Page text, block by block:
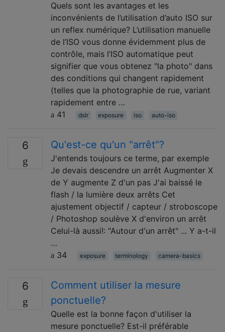
Quels sont les avantages et les
inconvénients de l’utilisation d’auto ISO sur
un reflex numérique? L’utilisation manuelle
de l’ISO vous donne évidemment plus de
contrôle, mais l’ISO automatique peut
signifier que vous obtenez "la photo" dans
des conditions qui changent rapidement
(telles que la photographie de rue, variant
rapidement entre …
41
dslr exposure iso auto-iso
6 Qu'est-ce qu'un "arrêt"?
J'entends toujours ce terme, par exemple
Je devais descendre un arrêt Augmenter X
de Y augmente Z d'un pas J'ai baissé le
flash / la lumière deux arrêts Cet
ajustement objectif / capteur / stroboscope
/ Photoshop soulève X d'environ un arrêt
Celui-là aussi!: "Autour d'un arrêt" ... Y a-t-il
…
34
exposure terminology camera-basics
6
Comment utiliser la mesure
ponctuelle?
Quelle est la bonne façon d'utiliser la
mesure ponctuelle? Est-il préférable